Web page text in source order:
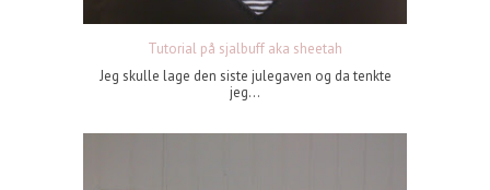
Tutorial på sjalbuff aka sheetah
Jeg skulle lage den siste julegaven og da tenkte
jeg...